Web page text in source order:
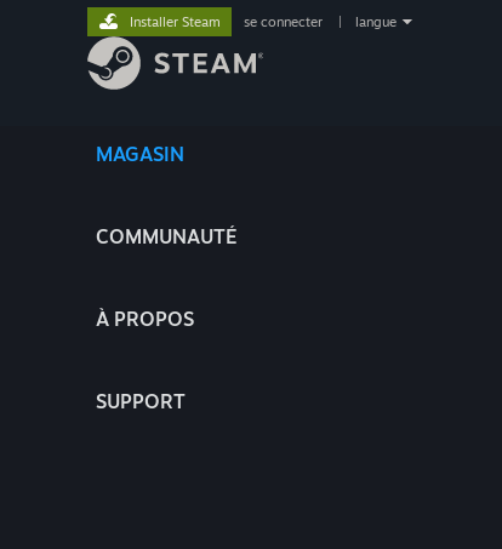
MAGASIN
COMMUNAUTÉ
À PROPOS
SUPPORT
Installer Steam se connecter langue